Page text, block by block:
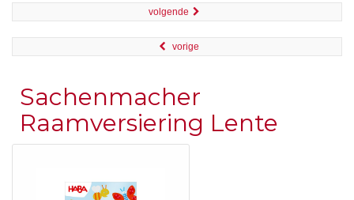
volgende
vorige
Sachenmacher
Raamversiering Lente